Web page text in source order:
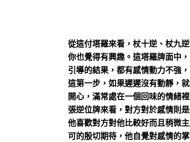
從這付塔羅來看，杖十逆、杖九
你也覺得有興趣。這塔羅牌面中
引導的結果，都有感情動力不強
這第一步，如果遲遲沒有動靜，
開心，滿常處在一個回味的情緒
張逆位牌來看，對方對於感情則
他喜歡對方對他比較好而且稍微
可的殷切期待，他自覺對感情的